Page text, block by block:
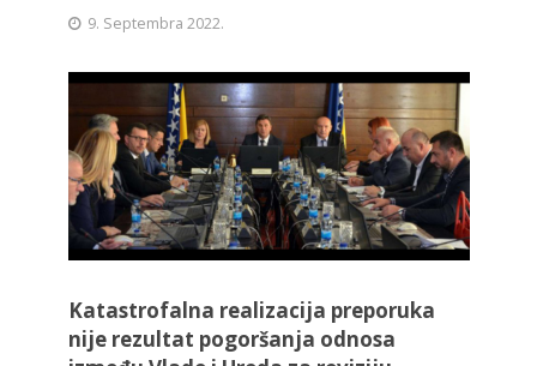
9. Septembra 2022.
Katastrofalna realizacija preporuka
nije rezultat pogoršanja odnosa